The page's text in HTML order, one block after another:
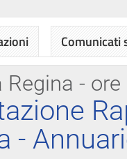
Regina - ore
-
Comunicati